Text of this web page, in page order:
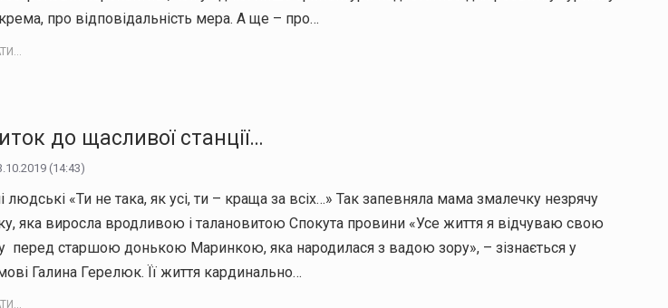
про відповідальність мера. А ще – про…
до щасливої станції…
(14:43)
людські «Ти не така, як усі, ти – краща за всіх…» Так запевняла мама змалечку незрячу
яка виросла вродливою і талановитою Спокута провини «Усе життя я відчуваю свою
перед старшою донькою Маринкою, яка народилася з вадою зору», – зізнається у
Галина Герелюк. Її життя кардинально…